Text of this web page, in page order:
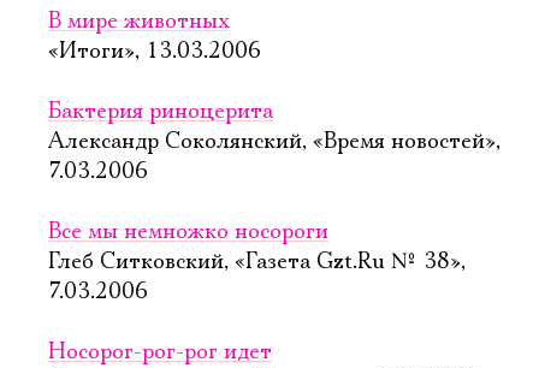
В мире животных
«Итоги», 13.03.2006
Бактерия риноцерита
Александр Соколянский, «Время новостей»,
7.03.2006
Все мы немножко носороги
Глеб Ситковский, «Газета Gzt.Ru № 38»,
7.03.2006
Носорог-рог-рог идет